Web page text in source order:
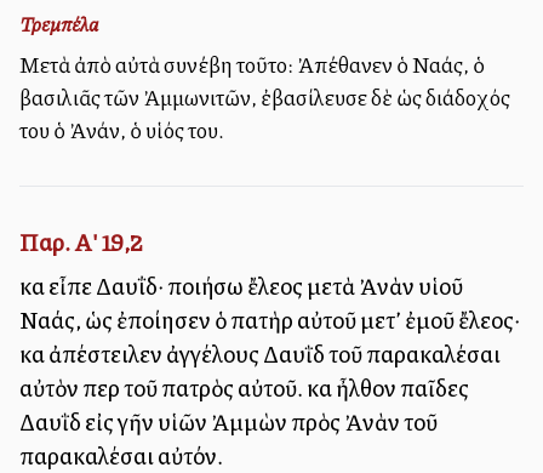
Τρεμπέλα
Μετὰ ἀπὸ αὐτὰ συνέβη τοῦτο: Ἀπέθανεν ὁ Ναάς, ὁ
βασιλιᾶς τῶν Ἀμμωνιτῶν, ἐβασίλευσε δὲ ὡς διάδοχός
του ὁ Ἀνάν, ὁ υἱός του.
Παρ. Α' 19,2
καὶ εἶπε Δαυΐδ· ποιήσω ἔλεος μετὰ Ἀνὰν υἱοῦ
Ναάς, ὡς ἐποίησεν ὁ πατὴρ αὐτοῦ μετ’ ἐμοῦ ἔλεος·
καὶ ἀπέστειλεν ἀγγέλους Δαυῒδ τοῦ παρακαλέσαι
αὐτὸν περὶ τοῦ πατρὸς αὐτοῦ. καὶ ἦλθον παῖδες
Δαυῒδ εἰς γῆν υἱῶν Ἀμμὼν πρὸς Ἀνὰν τοῦ
παρακαλέσαι αὐτόν.